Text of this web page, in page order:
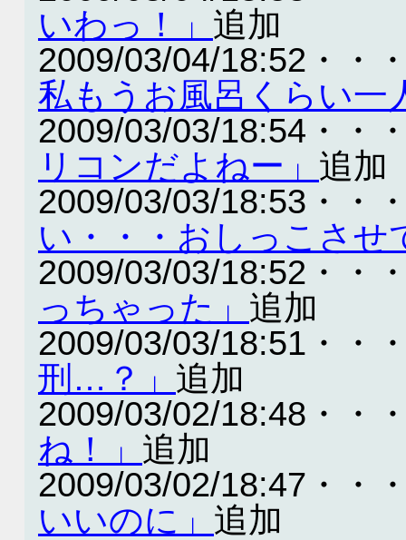
いわっ！」 追加
2009/03/04/18:52・・
私もうお風呂くらい
2009/03/03/18:54・・
リコンだよねー」 追加
2009/03/03/18:53・・
い・・・おしっこさせ
2009/03/03/18:52・・
っちゃった」 追加
2009/03/03/18:51・・
刑…？」 追加
2009/03/02/18:48・・
ね！」 追加
2009/03/02/18:47・・
いいのに」 追加